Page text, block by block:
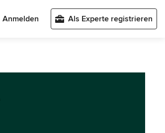
Anmelden Als Experte registrieren